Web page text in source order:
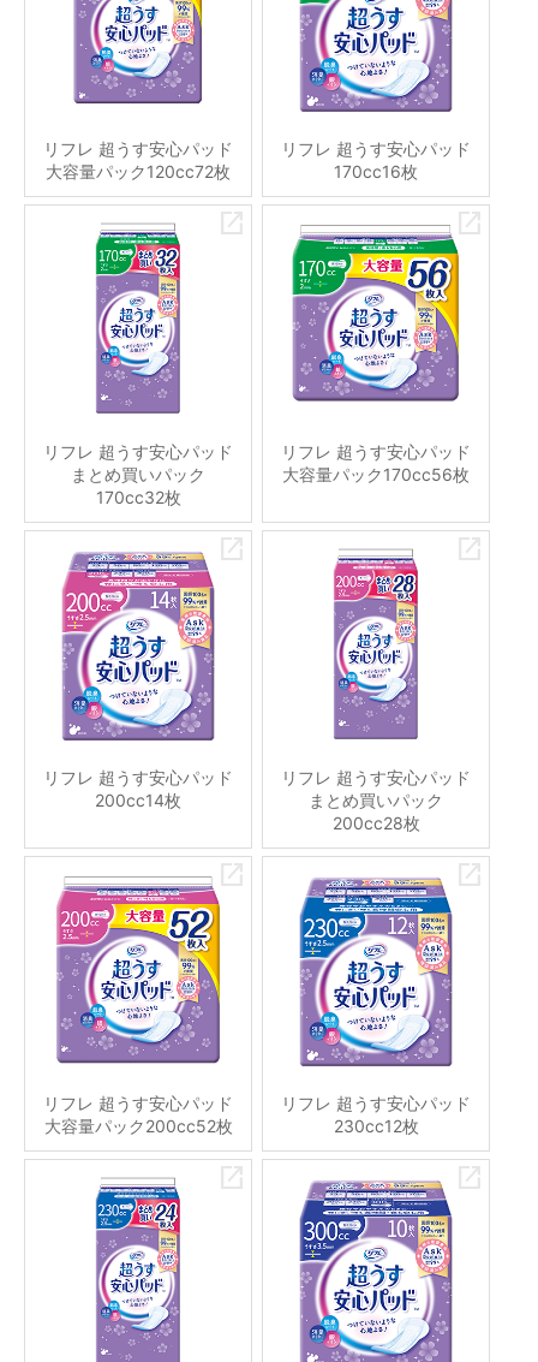
リフレ 超うす安心パッド
大容量パック120cc72枚
リフレ 超うす安心パッド
170cc16枚
リフレ 超うす安心パッド
まとめ買いパック
170cc32枚
リフレ 超うす安心パッド
大容量パック170cc56枚
リフレ 超うす安心パッド
200cc14枚
リフレ 超うす安心パッド
まとめ買いパック
200cc28枚
リフレ 超うす安心パッド
大容量パック200cc52枚
リフレ 超うす安心パッド
230cc12枚